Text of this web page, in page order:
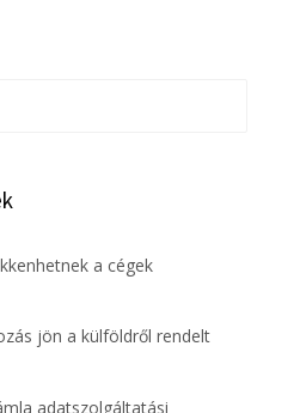
a cégek
jön a külföldről rendelt
adatszolgáltatási